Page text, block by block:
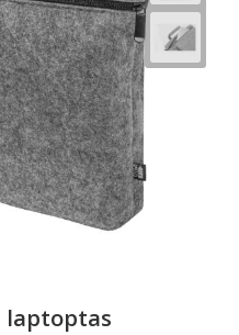
laptoptas